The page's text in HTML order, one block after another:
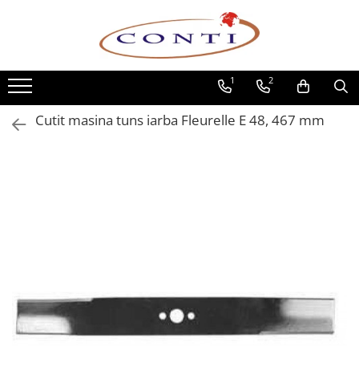
Toate Produsele
Casa si Gradina
Utilaje pentru gradina si accesorii
Atomizoare si Pulverizatoare
Motosape si Motocultoare
Motoburghie
Masini de batut stalpi
1 2
Cutit masina tuns iarba Fleurelle E 48, 467 mm